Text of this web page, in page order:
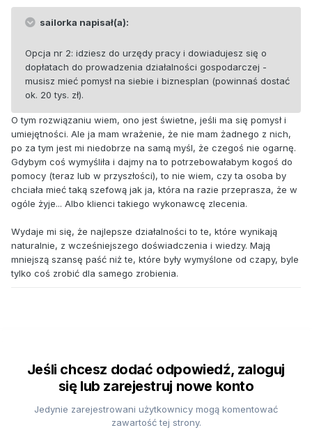
sailorka napisał(a):
Opcja nr 2: idziesz do urzędy pracy i dowiadujesz się o
dopłatach do prowadzenia działalności gospodarczej -
musisz mieć pomysł na siebie i biznesplan (powinnaś dostać
ok. 20 tys. zł).
O tym rozwiązaniu wiem, ono jest świetne, jeśli ma się pomysł i
umiejętności. Ale ja mam wrażenie, że nie mam żadnego z nich,
po za tym jest mi niedobrze na samą myśl, że czegoś nie ogarnę.
Gdybym coś wymyśliła i dajmy na to potrzebowałabym kogoś do
pomocy (teraz lub w przyszłości), to nie wiem, czy ta osoba by
chciała mieć taką szefową jak ja, która na razie przeprasza, że w
ogóle żyje... Albo klienci takiego wykonawcę zlecenia.
Wydaje mi się, że najlepsze działalności to te, które wynikają
naturalnie, z wcześniejszego doświadczenia i wiedzy. Mają
mniejszą szansę paść niż te, które były wymyślone od czapy, byle
tylko coś zrobić dla samego zrobienia.
Jeśli chcesz dodać odpowiedź, zaloguj
się lub zarejestruj nowe konto
Jedynie zarejestrowani użytkownicy mogą komentować
zawartość tej strony.